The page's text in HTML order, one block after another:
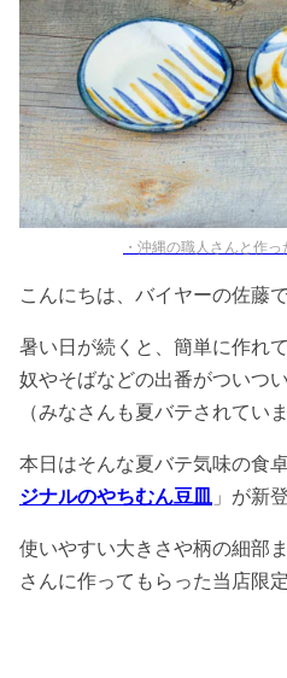
・沖縄の職人さんと作
こんにちは、バイヤーの佐藤で
暑い日が続くと、簡単に作れ
奴やそばなどの出番がついつ
（みなさんも夏バテされてい
本日はそんな夏バテ気味の食
ジナルのやちむん豆皿 」が新
使いやすい大きさや柄の細部
さんに作ってもらった当店限